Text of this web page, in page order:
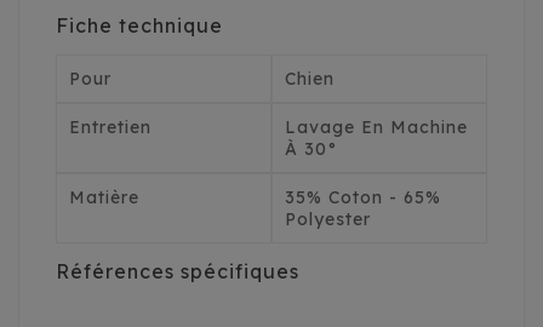
Fiche technique
Pour Chien
Entretien
Lavage En Machine
À 30°
Matière
35% Coton - 65%
Polyester
Références spécifiques